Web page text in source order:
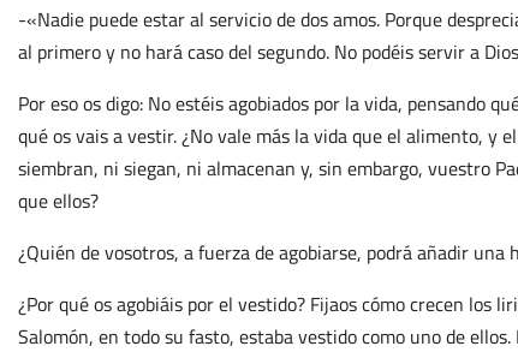
-«Nadie puede estar al servicio de dos amos. Porque
al primero y no hará caso del segundo. No podéis servir a
Por eso os digo: No estéis agobiados por la vida, pensando
qué os vais a vestir. ¿No vale más la vida que el alimento, y
siembran, ni siegan, ni almacenan y, sin embargo, vuestro
que ellos?
¿Quién de vosotros, a fuerza de agobiarse, podrá añadir una
¿Por qué os agobiáis por el vestido? Fijaos cómo crecen los
Salomón, en todo su fasto, estaba vestido como uno de